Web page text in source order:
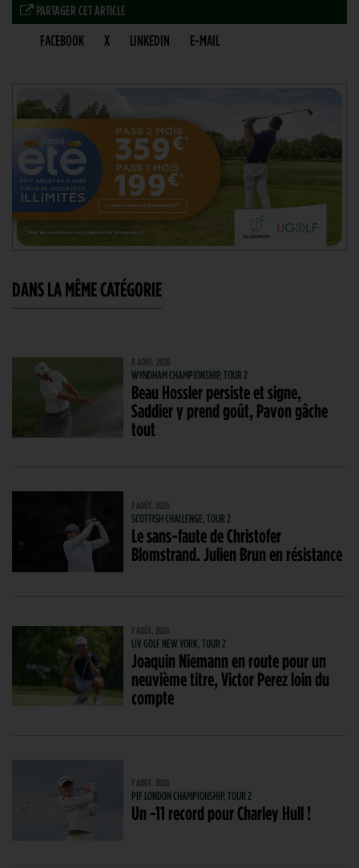
PARTAGER CET ARTICLE
FACEBOOK X LINKEDIN E-MAIL
DANS LA MÊME CATÉGORIE
8 AOÛT. 2026
WYNDHAM CHAMPIONSHIP, TOUR 2
Beau Hossler persiste et signe,
Saddier y prend goût, Pavon gâche
tout
7 AOÛT. 2026
SCOTTISH CHALLENGE, TOUR 2
Le sans-faute de Christofer
Blomstrand. Julien Brun en résistance
7 AOÛT. 2026
LIV GOLF NEW YORK, TOUR 2
Joaquin Niemann en route pour un
neuvième titre, Victor Perez loin du
compte
7 AOÛT. 2026
PIF LONDON CHAMPIONSHIP, TOUR 2
Un -11 record pour Charley Hull !